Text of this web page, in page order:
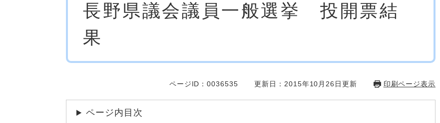
長野県議会議員一般選挙 投開票結
果
ページID：0036535 更新日：2015年10月26日更新 印刷ページ表示
ページ内目次